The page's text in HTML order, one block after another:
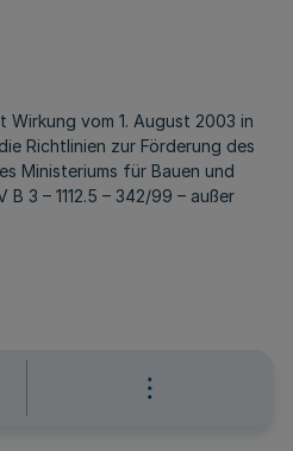
Wirkung vom 1. August 2003 in
Richtlinien zur Förderung des
Ministeriums für Bauen und
B 3 – 1112.5 – 342/99 – außer